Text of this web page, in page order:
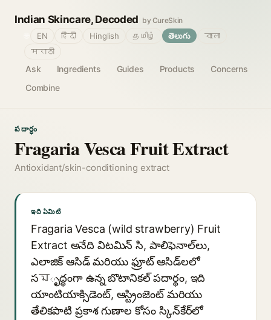
Indian Skincare, Decoded by CureSkin
Ask Ingredients Guides Products
Concerns
Combine
EN हिंदी Hinglish தமிழ் తెలుగు
বাংলা
मराठी
పదార్థం
Fragaria Vesca Fruit Extract
Antioxidant/skin-conditioning extract
ఇది ఏమిటి
Fragaria Vesca (wild strawberry) Fruit
Extract అనేది విటమిన్ సి, పాలిఫెనాల్‌లు,
ఎలాజిక్ ఆసిడ్ మరియు ఫ్రూట్ ఆసిడ్‌లలో
సমృద్ధంగా ఉన్న బొటానికల్ పదార్థం, ఇది
యాంటియాక్సిడెంట్, ఆస్ట్రింజెంట్ మరియు
తేలికపాటి ప్రకాశ గుణాల కోసం స్కిన్‌కేర్‌లో